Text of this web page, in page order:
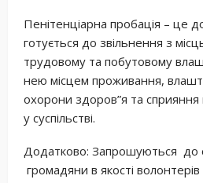
Пенітенціарна пробація – це
готується до звільнення з
трудовому та побутовому
нею місцем проживання,
охорони здоров”я та сприяння
у суспільстві.
Додатково: Запрошуються до
громадяни в якості волонтерів